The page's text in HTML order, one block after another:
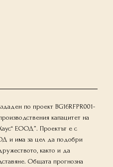
по проект BG16RFPR001-
капацитет на
ЕООД”. Проектът е с
и има за цел да подобри
както и да
Общата прогнозна